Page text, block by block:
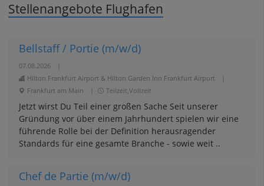
Stellenangebote Flughafen
Bellstaff / Portie (m/w/d)
07.08.2026
Hilton Frankfurt Airport & Hilton Garden Inn Frankfurt Airport
Frankfurt am Main
Teilzeit,Vollzeit
Jetzt wirst Du Teil einer großen Sache Seit unserer
Gründung vor über einem Jahrhundert spielen wir eine
führende Rolle bei der Definition herausragender
Standards für eine gesamte Branche - sowie weit ..
Chef de Partie (m/w/d)